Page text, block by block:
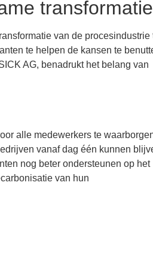
transformatie
van de procesindustrie
te helpen de kansen te
AG, benadrukt het belang van
alle medewerkers te
vanaf dag één kunnen
nog beter ondersteunen op het
van hun